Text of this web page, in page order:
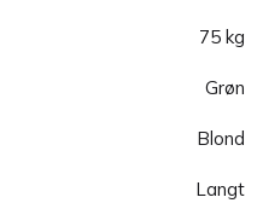
75 kg
Grøn
Blond
Langt